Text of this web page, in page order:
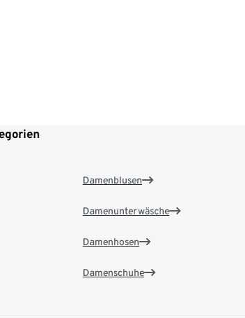
Damenblusen
Damenunterwäsche
Damenhosen
Damenschuhe